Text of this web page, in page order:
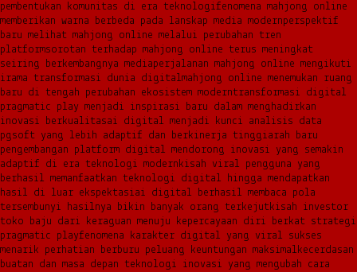
pembentukan komunitas di era teknologifenomena mahjong online
memberikan warna berbeda pada lanskap media modernperspektif
baru melihat mahjong online melalui perubahan tren
platformsorotan terhadap mahjong online terus meningkat
seiring berkembangnya mediaperjalanan mahjong online mengikuti
irama transformasi dunia digitalmahjong online menemukan ruang
baru di tengah perubahan ekosistem moderntransformasi digital
pragmatic play menjadi inspirasi baru dalam menghadirkan
inovasi berkualitasai digital menjadi kunci analisis data
pgsoft yang lebih adaptif dan berkinerja tinggiarah baru
pengembangan platform digital mendorong inovasi yang semakin
adaptif di era teknologi modernkisah viral pengguna yang
berhasil memanfaatkan teknologi digital hingga mendapatkan
hasil di luar ekspektasiai digital berhasil membaca pola
tersembunyi hasilnya bikin banyak orang terkejutkisah investor
toko baju dari keraguan menuju kepercayaan diri berkat strategi
pragmatic playfenomena karakter digital yang viral sukses
menarik perhatian berburu peluang keuntungan maksimalkecerdasan
buatan dan masa depan teknologi inovasi yang mengubah cara